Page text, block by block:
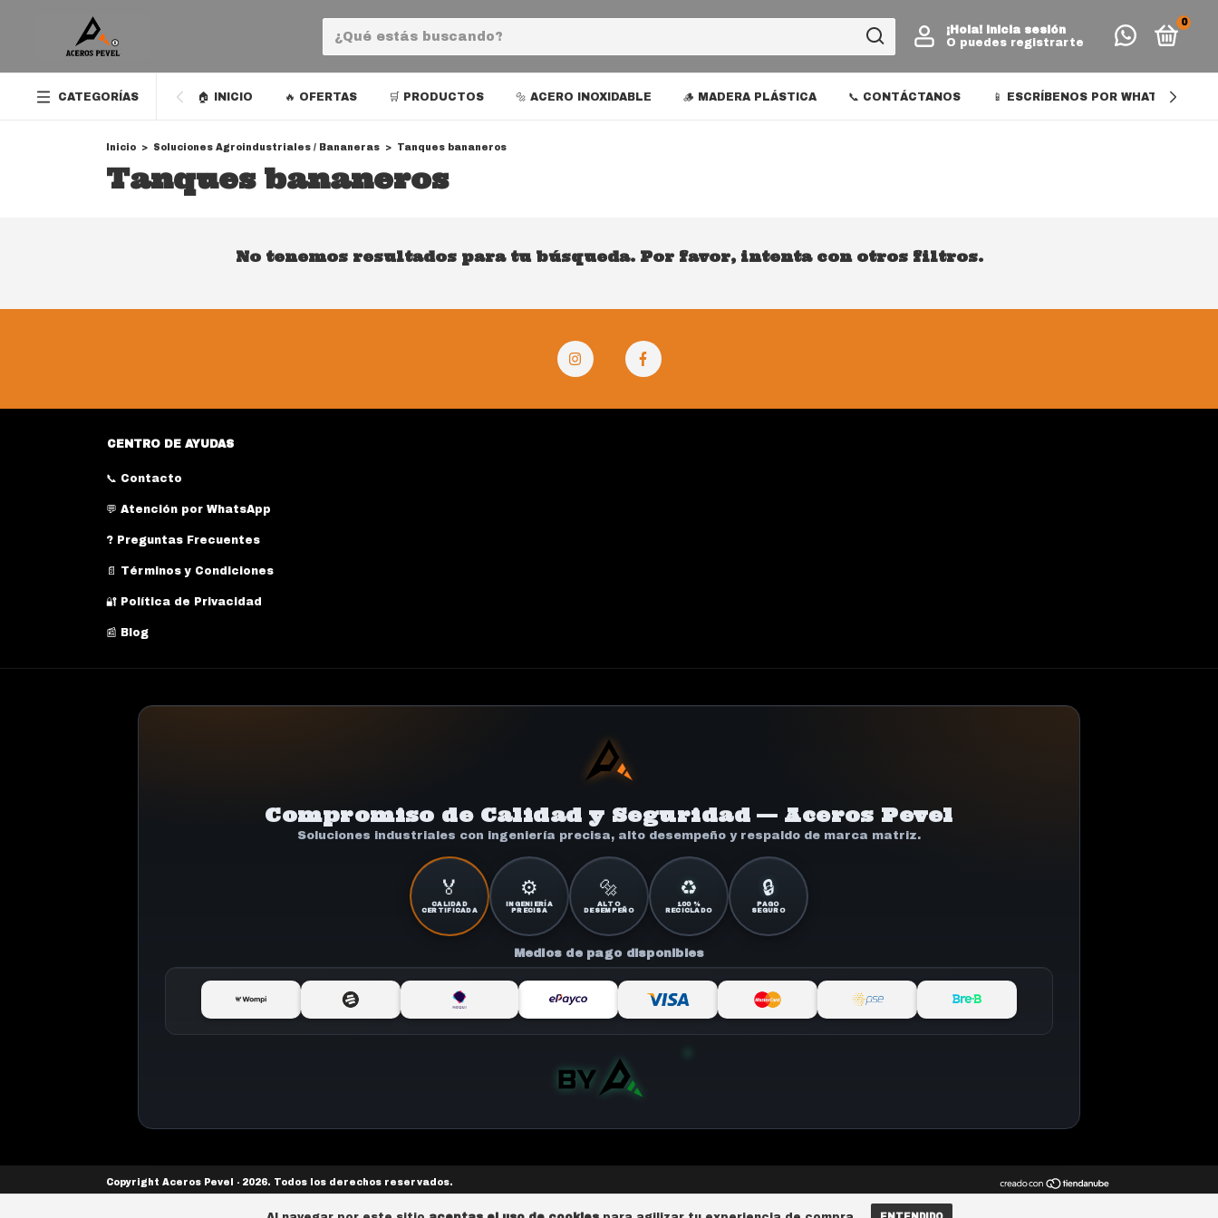
¡Hola!
Inicia sesión
O puedes registrarte
0
CATEGORÍAS 🏠 INICIO 🔥 OFERTAS 🛒 PRODUCTOS 🔩 ACERO INOXIDABLE 🪵 MADERA PLÁSTICA 📞 CONTÁCTANOS 📱 ESCRÍBENOS POR WHATSAPP
Inicio > Soluciones Agroindustriales / Bananeras > Tanques bananeros
Tanques bananeros
No tenemos resultados para tu búsqueda. Por favor, intenta con otros filtros.
CENTRO DE AYUDAS
📞 Contacto
💬 Atención por WhatsApp
? Preguntas Frecuentes
📄 Términos y Condiciones
🔐 Política de Privacidad
📰 Blog
Compromiso de Calidad y Seguridad — Aceros Pevel
Soluciones industriales con ingeniería precisa, alto desempeño y respaldo de marca matriz.
🏅
CALIDAD
CERTIFICADA
⚙️
INGENIERÍA
PRECISA
🔩
ALTO
DESEMPEÑO
♻️
100 %
RECICLADO
🔒
PAGO
SEGURO
Medios de pago disponibles
Copyright Aceros Pevel - 2026. Todos los derechos reservados.